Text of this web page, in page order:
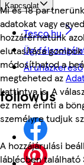
Mi és 18
adatokat vagy
hozzáférhetünk
elutasítása
módosíthatod a
megteheted az
kattintva is. A
ez nem érinti a
személyre tudjuk
A hozzájárulási
láblécben
Kapcsolat
Tesco.hu
Áruházkereső
followUs